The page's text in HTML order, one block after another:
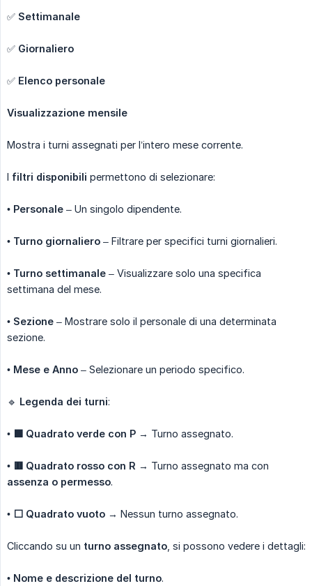
✅ Settimanale
✅ Giornaliero
✅ Elenco personale
Visualizzazione mensile
Mostra i turni assegnati per l’intero mese corrente.
I filtri disponibili permettono di selezionare:
• Personale – Un singolo dipendente.
• Turno giornaliero – Filtrare per specifici turni giornalieri.
• Turno settimanale – Visualizzare solo una specifica
settimana del mese.
• Sezione – Mostrare solo il personale di una determinata
sezione.
• Mese e Anno – Selezionare un periodo specifico.
🔹 Legenda dei turni:
• 🟩 Quadrato verde con P → Turno assegnato.
• 🟥 Quadrato rosso con R → Turno assegnato ma con
assenza o permesso.
• ⬜ Quadrato vuoto → Nessun turno assegnato.
Cliccando su un turno assegnato , si possono vedere i dettagli:
• Nome e descrizione del turno.